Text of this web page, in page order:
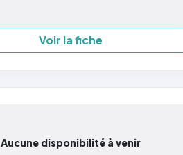
Voir la fiche
Aucune disponibilité à venir